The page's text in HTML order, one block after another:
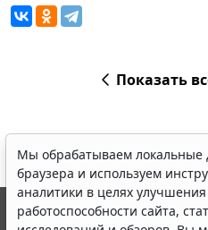
Показать
Мы обрабатываем локальные
браузера и используем
аналитики в целях
работоспособности сайта,
© ООО "НПП "ГАРАНТ-СЕРВИС",